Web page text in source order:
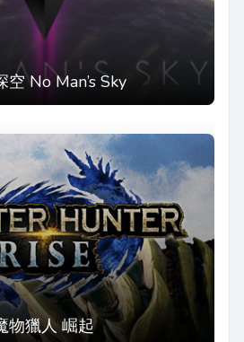
空 No Man’s Sky
物獵人 崛起